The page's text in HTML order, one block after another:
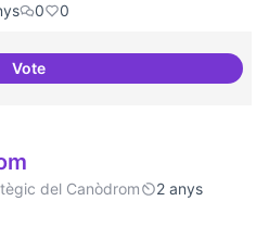
0 0
VoteCultura digital i tradicional
del Canòdrom
2 anys